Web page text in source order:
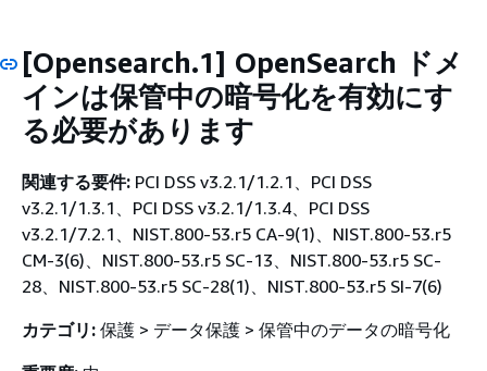
[Opensearch.1] OpenSearch ドメ
インは保管中の暗号化を有効にす
る必要があります
関連する要件: PCI DSS v3.2.1/1.2.1、PCI DSS
v3.2.1/1.3.1、PCI DSS v3.2.1/1.3.4、PCI DSS
v3.2.1/7.2.1、NIST.800-53.r5 CA-9(1)、NIST.800-53.r5
CM-3(6)、NIST.800-53.r5 SC-13、NIST.800-53.r5 SC-
28、NIST.800-53.r5 SC-28(1)、NIST.800-53.r5 SI-7(6)
カテゴリ: 保護 > データ保護 > 保管中のデータの暗号化